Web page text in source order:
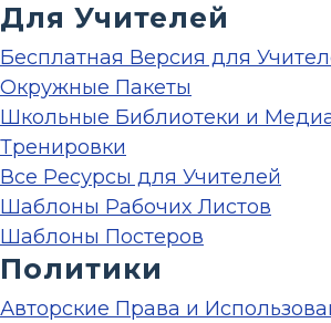
Для Учителей
Бесплатная Версия для
Окружные Пакеты
Школьные Библиотеки и
Тренировки
Все Ресурсы для Учителей
Шаблоны Рабочих Листов
Шаблоны Постеров
Политики
Авторские Права и